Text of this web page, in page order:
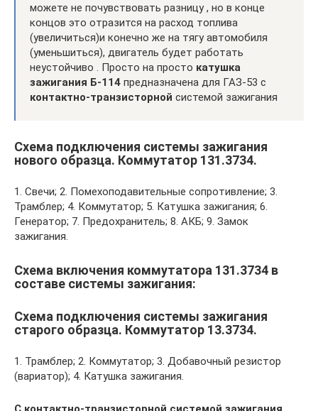
можете не почувствовать разницу , но в конце
концов это отразится на расход топлива
(увеличиться)и конечно же на тягу автомобиля
(уменьшиться), двигатель будет работать
неустойчиво . Просто на просто катушка
зажигания Б-114 предназначена для ГАЗ-53 с
контактно-транзисторной системой зажигания
Схема подключения системы зажигания
нового образца. Коммутатор 131.3734.
1. Свечи; 2. Помехоподавительные сопротивление; 3.
Трамблер; 4. Коммутатор; 5. Катушка зажигания; 6.
Генератор; 7. Предохранитель; 8. АКБ; 9. Замок
зажигания.
Схема включения коммутатора 131.3734 в
составе системы зажигания:
Схема подключения системы зажигания
старого образца. Коммутатор 13.3734.
1. Трамблер; 2. Коммутатор; 3. Добавочный резистор
(вариатор); 4. Катушка зажигания.